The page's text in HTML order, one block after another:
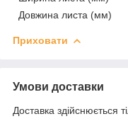
Довжина листа (мм)
Приховати
Умови доставки
Доставка здійснюється